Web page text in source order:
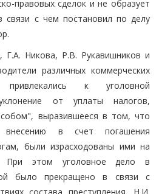
правовых сделок и не образует
связи с чем постановил по делу
Г.А. Никова, Р.В. Рукавишников и
различных коммерческих
к уголовной
от уплаты налогов,
выразившееся в том, что
в счет погашения
были израсходованы ими на
При этом уголовное дело в
было прекращено в связи с